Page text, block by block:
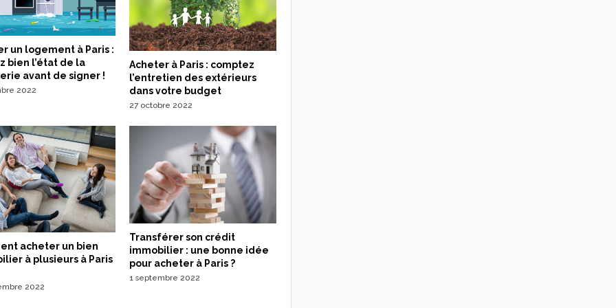
un logement à Paris :
bien l’état de la
avant de signer !
2022
Acheter à Paris : comptez
l’entretien des extérieurs
dans votre budget
27 octobre 2022
acheter un bien
à plusieurs à Paris
2022
Transférer son crédit
immobilier : une bonne idée
pour acheter à Paris ?
1 septembre 2022